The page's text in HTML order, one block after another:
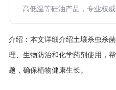
高低温等硅油产品，专业权
介绍： 本文详细介绍土壤杀虫杀
理、生物防治和化学药剂使用，
题，确保植物健康生长。